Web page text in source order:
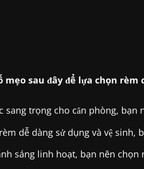
sau đây để lựa chọn rèm
sang trọng cho căn phòng, bạn
dễ dàng sử dụng và vệ sinh,
sáng linh hoạt, bạn nên chọn